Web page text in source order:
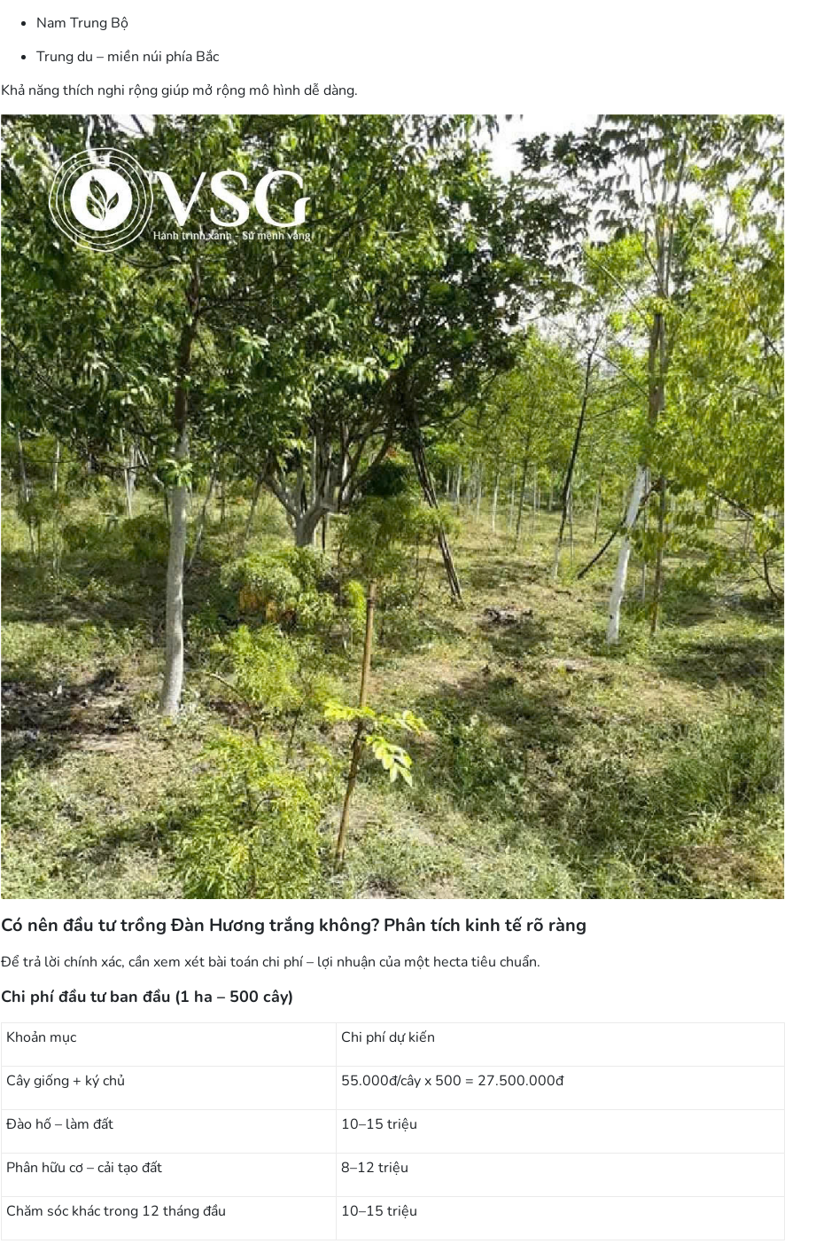
Nam Trung Bộ
Trung du – miền núi phía Bắc
Khả năng thích nghi rộng giúp mở rộng mô hình dễ dàng.
Có nên đầu tư trồng Đàn Hương trắng không? Phân tích kinh tế rõ ràng
Để trả lời chính xác, cần xem xét bài toán chi phí – lợi nhuận của một hecta tiêu chuẩn.
Chi phí đầu tư ban đầu (1 ha – 500 cây)
Khoản mục Chi phí dự kiến
Cây giống + ký chủ 55.000đ/cây x 500 = 27.500.000đ
Đào hố – làm đất 10–15 triệu
Phân hữu cơ – cải tạo đất 8–12 triệu
Chăm sóc khác trong 12 tháng đầu 10–15 triệu